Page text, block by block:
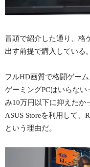
冒頭で紹介した通り、格
出す前提で購入している。
フルHD画質で格闘ゲー
ゲーミングPCはいらな
み10万円以下に抑えたか
ASUS Storeを利用して、
という理由だ。